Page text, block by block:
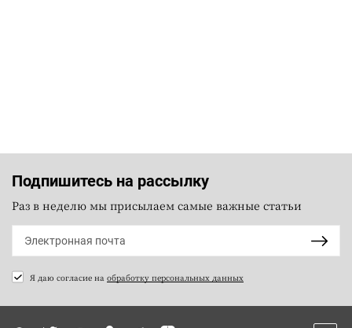
Подпишитесь на рассылку
Раз в неделю мы присылаем самые важные статьи
Я даю согласие на обработку персональных данных